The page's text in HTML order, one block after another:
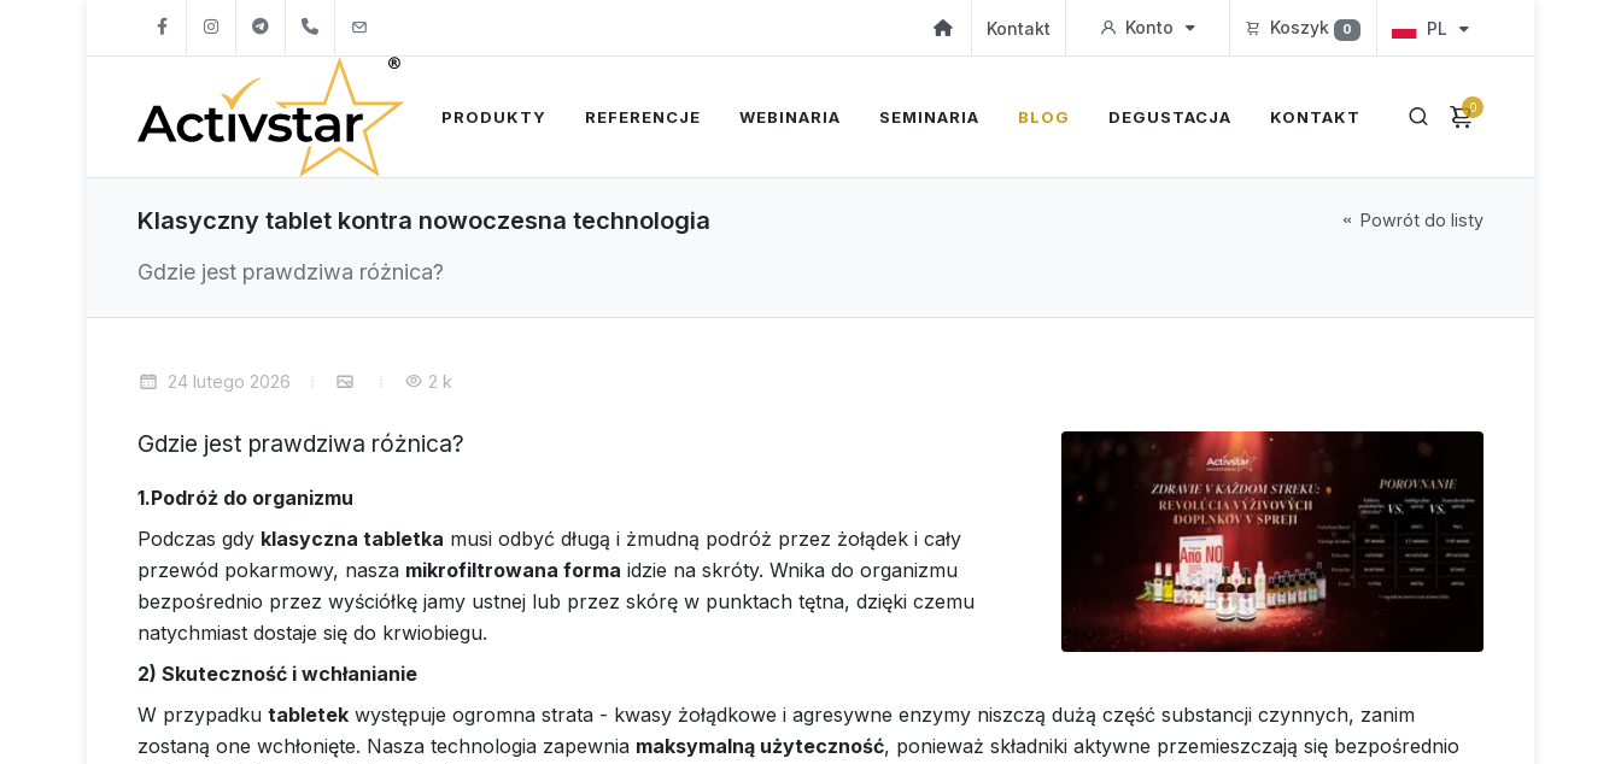
+421904262747 Kontakt Konto Koszyk 0 PL
0
PRODUKTY REFERENCJE WEBINARIA SEMINARIA BLOG DEGUSTACJA KONTAKT
Klasyczny tablet kontra nowoczesna technologia
Gdzie jest prawdziwa różnica?
Powrót do listy
24 lutego 2026 2 k
Gdzie jest prawdziwa różnica?
1.Podróż do organizmu
Podczas gdy klasyczna tabletka musi odbyć długą i żmudną podróż przez żołądek i cały
przewód pokarmowy, nasza mikrofiltrowana forma idzie na skróty. Wnika do organizmu
bezpośrednio przez wyściółkę jamy ustnej lub przez skórę w punktach tętna, dzięki czemu
natychmiast dostaje się do krwiobiegu.
2) Skuteczność i wchłanianie
W przypadku tabletek występuje ogromna strata - kwasy żołądkowe i agresywne enzymy niszczą dużą część substancji czynnych, zanim
zostaną one wchłonięte. Nasza technologia zapewnia maksymalną użyteczność, ponieważ składniki aktywne przemieszczają się bezpośrednio